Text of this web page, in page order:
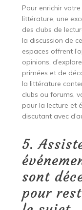
Pour enrichir
littérature, une
des clubs de
la discussion de
espaces offrent
opinions,
primées et de
la littérature
clubs ou forums,
pour la lecture et
discutant avec
5.
sont
pour